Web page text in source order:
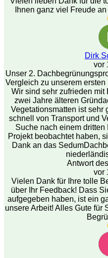
Ihnen ganz viel Freude
Dirk
vor
Unser 2.
Vergleich zu unserem
Wir sind sehr zufrieden
zwei Jahre älteren
Vegetationsmatten ist sehr
schnell von Transport und
Suche nach einem
Projekt beobachtet haben,
Dank an das
Antwort
vor
Vielen Dank für Ihre tolle
über Ihr Feedback! Dass
aufgegeben haben, ist ein
unsere Arbeit! Alles Gute für